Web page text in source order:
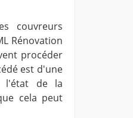
couvreurs
Rénovation
procéder
est d'une
l'état de la
cela peut